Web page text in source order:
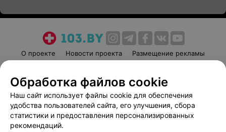
О проекте Новости проекта
Размещение рекламы
Пользовательское соглашение
Способы оплаты
Вакансии
Партнеры
Написать руководителю 103.by
Обработка файлов cookie
Наш сайт использует файлы cookie для обеспечения
удобства пользователей сайта, его улучшения, сбора
статистики и предоставления персонализированных
рекомендаций.